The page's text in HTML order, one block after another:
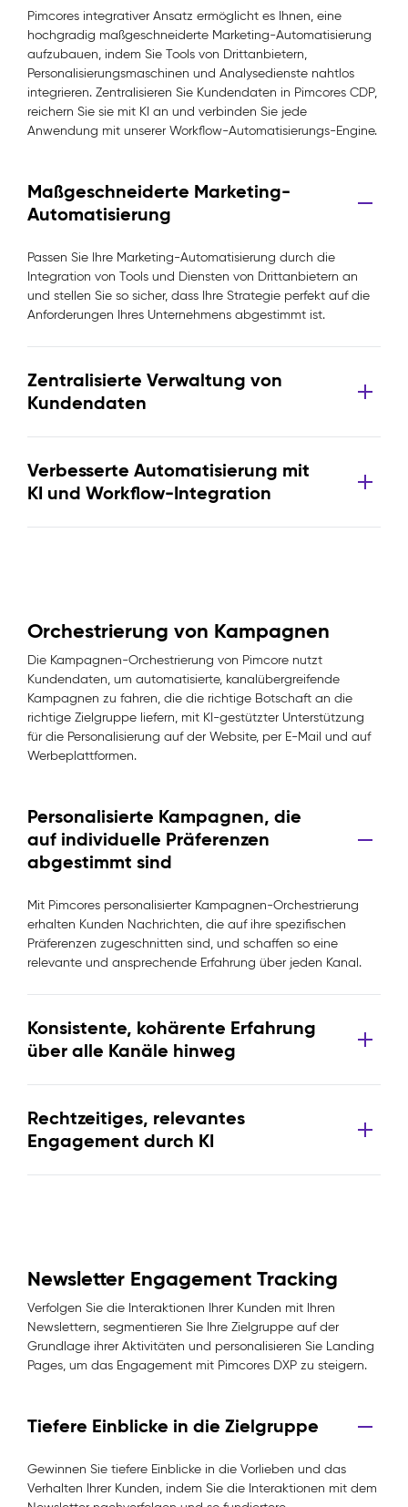
Pimcores integrativer Ansatz ermöglicht es Ihnen, eine
hochgradig maßgeschneiderte Marketing-Automatisierung
aufzubauen, indem Sie Tools von Drittanbietern,
Personalisierungsmaschinen und Analysedienste nahtlos
integrieren. Zentralisieren Sie Kundendaten in Pimcores CDP,
reichern Sie sie mit KI an und verbinden Sie jede
Anwendung mit unserer Workflow-Automatisierungs-Engine.
Maßgeschneiderte Marketing-
Automatisierung
Passen Sie Ihre Marketing-Automatisierung durch die
Integration von Tools und Diensten von Drittanbietern an
und stellen Sie so sicher, dass Ihre Strategie perfekt auf die
Anforderungen Ihres Unternehmens abgestimmt ist.
Zentralisierte Verwaltung von
Kundendaten
Verbesserte Automatisierung mit
KI und Workflow-Integration
Orchestrierung von Kampagnen
Die Kampagnen-Orchestrierung von Pimcore nutzt
Kundendaten, um automatisierte, kanalübergreifende
Kampagnen zu fahren, die die richtige Botschaft an die
richtige Zielgruppe liefern, mit KI-gestützter Unterstützung
für die Personalisierung auf der Website, per E-Mail und auf
Werbeplattformen.
Personalisierte Kampagnen, die
auf individuelle Präferenzen
abgestimmt sind
Mit Pimcores personalisierter Kampagnen-Orchestrierung
erhalten Kunden Nachrichten, die auf ihre spezifischen
Präferenzen zugeschnitten sind, und schaffen so eine
relevante und ansprechende Erfahrung über jeden Kanal.
Konsistente, kohärente Erfahrung
über alle Kanäle hinweg
Rechtzeitiges, relevantes
Engagement durch KI
Newsletter Engagement Tracking
Verfolgen Sie die Interaktionen Ihrer Kunden mit Ihren
Newslettern, segmentieren Sie Ihre Zielgruppe auf der
Grundlage ihrer Aktivitäten und personalisieren Sie Landing
Pages, um das Engagement mit Pimcores DXP zu steigern.
Tiefere Einblicke in die Zielgruppe
Gewinnen Sie tiefere Einblicke in die Vorlieben und das
Verhalten Ihrer Kunden, indem Sie die Interaktionen mit dem